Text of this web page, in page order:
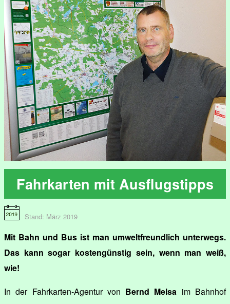
Fahrkarten mit Ausflugstipps
Stand: März 2019
Mit Bahn und Bus ist man umweltfreundlich unterwegs.
Das kann sogar kostengünstig sein, wenn man weiß,
wie!
In der Fahrkarten-Agentur von Bernd Melsa im Bahnhof